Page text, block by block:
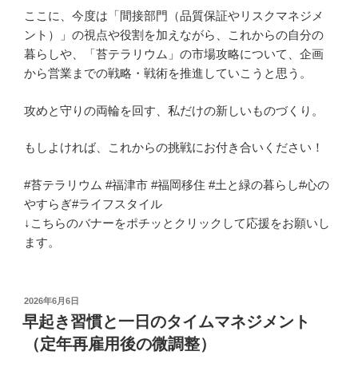
ここに、今度は「間接部門（品質保証やリスクマネジメ
ント）」の視点や役割を加えながら、これからの自分の
暮らしや、「苔テラリウム」の市場攻略について、企画
から営業までの戦略・戦術を推進していこうと思う。
攻めと守りの両輪を回す、私だけの新しいものづくり。
もしよければ、これからの挑戦にお付き合いください！
#苔テラリウム #福津市 #福岡移住 #土と緑の暮らし#心の
やすらぎ#ライフスタイル
↓こちらのバナーをポチッとクリックして応援をお願いし
ます。
投
稿
日:
2026年6月6日
早起き習慣と一日のタイムマネジメント
（定年再雇用後の微調整）